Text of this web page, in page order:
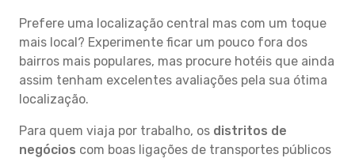
Prefere uma localização central mas com um toque
mais local? Experimente ficar um pouco fora dos
bairros mais populares, mas procure hotéis que ainda
assim tenham excelentes avaliações pela sua ótima
localização.
Para quem viaja por trabalho, os distritos de
negócios com boas ligações de transportes públicos